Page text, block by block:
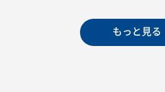
もっと見る